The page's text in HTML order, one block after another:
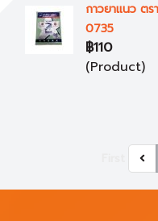
กาวยาแนว ต
0735
฿110
(Product)